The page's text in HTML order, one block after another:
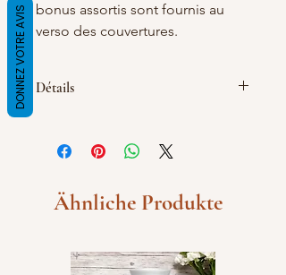
bonus assortis sont fournis au
verso des couvertures.
Détails
Technologie : impression offset,
collage d'un côté Emballage : sachet
Ähnliche Produkte
DONNEZ VOTRE AVIS